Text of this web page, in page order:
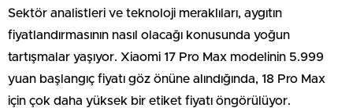
Sektör analistleri ve teknoloji meraklıları, aygıtın
fiyatlandırmasının nasıl olacağı konusunda yoğun
tartışmalar yaşıyor. Xiaomi 17 Pro Max modelinin 5.999
yuan başlangıç fiyatı göz önüne alındığında, 18 Pro Max
için çok daha yüksek bir etiket fiyatı öngörülüyor.